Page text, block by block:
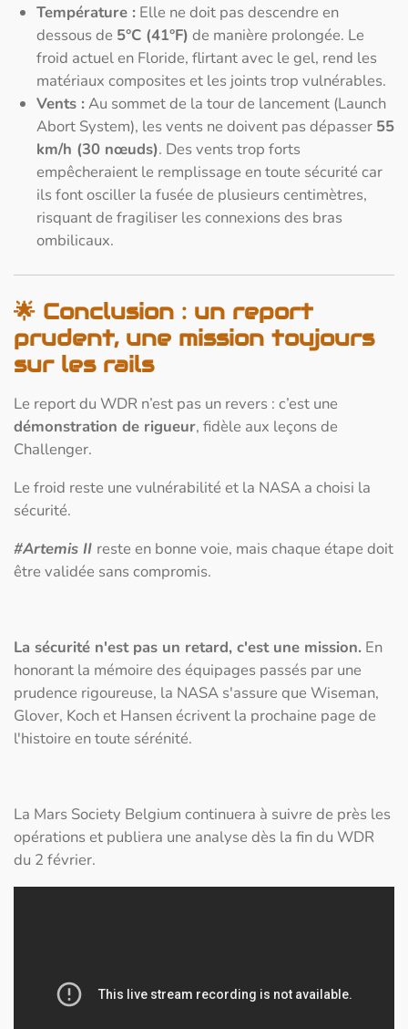
Température : Elle ne doit pas descendre en
dessous de 5°C (41°F) de manière prolongée. Le
froid actuel en Floride, flirtant avec le gel, rend les
matériaux composites et les joints trop vulnérables.
Vents :Au sommet de la tour de lancement (Launch
Abort System), les vents ne doivent pas dépasser 55
km/h (30 nœuds). Des vents trop forts
empêcheraient le remplissage en toute sécurité car
ils font osciller la fusée de plusieurs centimètres,
risquant de fragiliser les connexions des bras
ombilicaux.
🌟 Conclusion : un report
prudent, une mission toujours
sur les rails
Le report du WDR n’est pas un revers : c’est une
démonstration de rigueur, fidèle aux leçons de
Challenger.
Le froid reste une vulnérabilité et la NASA a choisi la
sécurité.
#Artemis II reste en bonne voie, mais chaque étape doit
être validée sans compromis.
La sécurité n'est pas un retard, c'est une mission. En
honorant la mémoire des équipages passés par une
prudence rigoureuse, la NASA s'assure que Wiseman,
Glover, Koch et Hansen écrivent la prochaine page de
l'histoire en toute sérénité.
La Mars Society Belgium continuera à suivre de près les
opérations et publiera une analyse dès la fin du WDR
du 2 février.